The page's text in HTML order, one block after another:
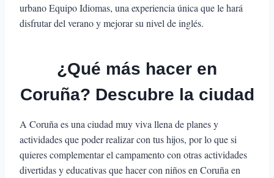
urbano Equipo Idiomas, una experiencia única que le hará
disfrutar del verano y mejorar su nivel de inglés.
¿Qué más hacer en
Coruña? Descubre la ciudad
A Coruña es una ciudad muy viva llena de planes y
actividades que poder realizar con tus hijos, por lo que si
quieres complementar el campamento con otras actividades
divertidas y educativas que hacer con niños en Coruña en